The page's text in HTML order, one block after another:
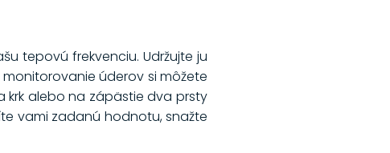
tepovú frekvenciu. Udržujte ju
úderov si môžete
krk alebo na zápästie dva prsty
vami zadanú hodnotu, snažte